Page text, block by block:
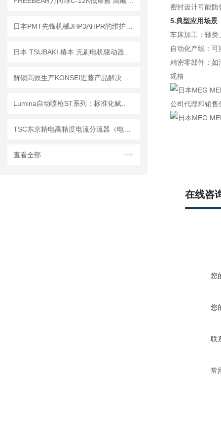
查看全部
密封设计可能
5.典型应用场景
车床加工：轴类
自动化产线：
精密零部件：如
规格
公司代理和销售
在线咨
您
您
联
常